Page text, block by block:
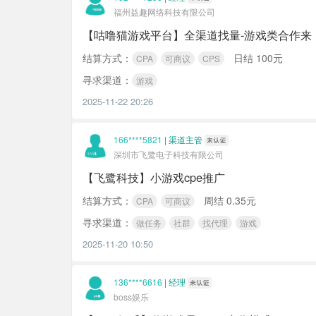
福州益趣网络科技有限公司
【咕噜猫游戏平台】全渠道找量-游戏类合作来
结算方式： CPA 可商议 CPS
日结 100元
寻求渠道：
游戏
2025-11-22 20:26
166****5821 | 渠道主管
深圳市飞鹭电子科技有限公司
【飞鹭科技】小游戏cpe推广
结算方式： CPA 可商议
周结 0.35元
寻求渠道：
做任务 社群 找代理 游戏
2025-11-20 10:50
136****6616 | 经理
boss娱乐